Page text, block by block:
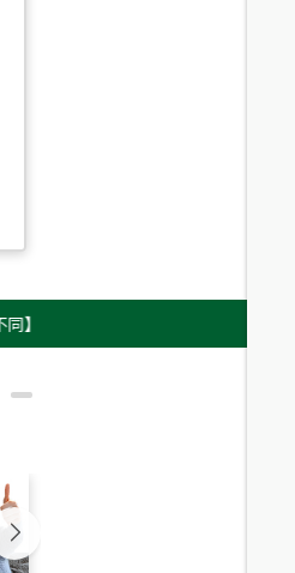
力，讓升職免抽號碼牌！最新雇主